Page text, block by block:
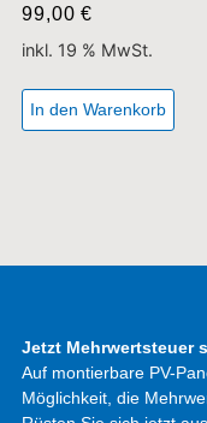
99,00€
inkl. 19 % MwSt.
In den Warenkorb
Jetzt Mehrwertsteuer
Auf montierbare PV-
Möglichkeit, die